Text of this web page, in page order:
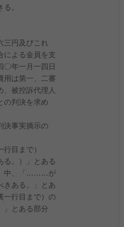
。
三円及びこれ
による金員を支
〇年一月一四日
用は第一、二審
、被控訴代理人
の判決を求め
決事実摘示の
目まで）
。）」とある
）中、「………が
ある。」とあ
一行目まで）の
」とある部分